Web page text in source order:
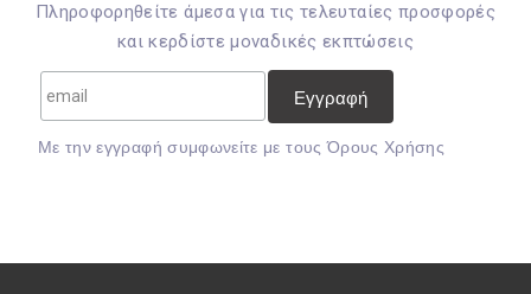
Πληροφορηθείτε άμεσα για τις τελευταίες προσφορές
και κερδίστε μοναδικές εκπτώσεις
Mε την εγγραφή συμφωνείτε με τουςΌρους Χρήσης